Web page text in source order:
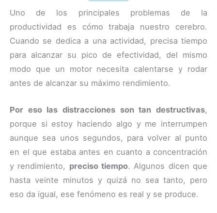
Uno de los principales problemas de la
productividad es cómo trabaja nuestro cerebro.
Cuando se dedica a una actividad, precisa tiempo
para alcanzar su pico de efectividad, del mismo
modo que un motor necesita calentarse y rodar
antes de alcanzar su máximo rendimiento.
Por eso las distracciones son tan destructivas,
porque si estoy haciendo algo y me interrumpen
aunque sea unos segundos, para volver al punto
en el que estaba antes en cuanto a concentración
y rendimiento, preciso tiempo. Algunos dicen que
hasta veinte minutos y quizá no sea tanto, pero
eso da igual, ese fenómeno es real y se produce.